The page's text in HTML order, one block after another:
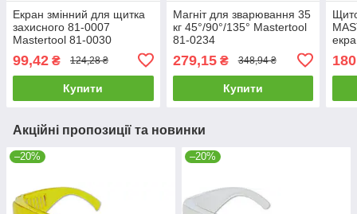
Екран змінний для щитка
захисного 81-0007
Mastertool 81-0030
99,42 ₴ 124,28 ₴
Купити
Магніт для зварювання 35
кг 45°/90°/135° Mastertool
81-0234
279,15₴ 348,94 ₴
Купити
Акційні пропозиції та новинки
–20% –20%